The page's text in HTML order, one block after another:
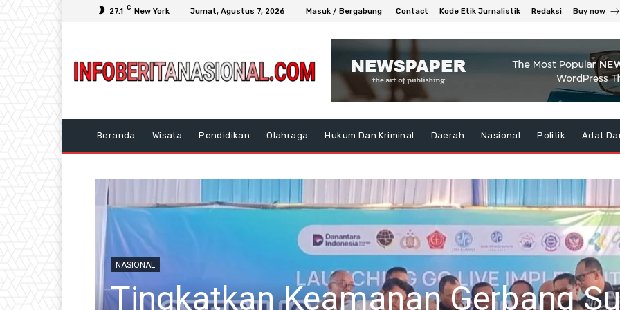
27.1 C New York Jumat, Agustus 7, 2026 Masuk / Bergabung Contact Kode Etik Jurnalistik Redaksi Buy now
Beranda Wisata Pendidikan Olahraga Hukum Dan Kriminal Daerah Nasional Politik Adat
NASIONAL
Tingkatkan Keamanan Gerbang